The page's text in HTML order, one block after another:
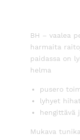
BH – vaalea
harmaita
paidassa on
helma
pusero
lyhyet
hengittävä
Mukava